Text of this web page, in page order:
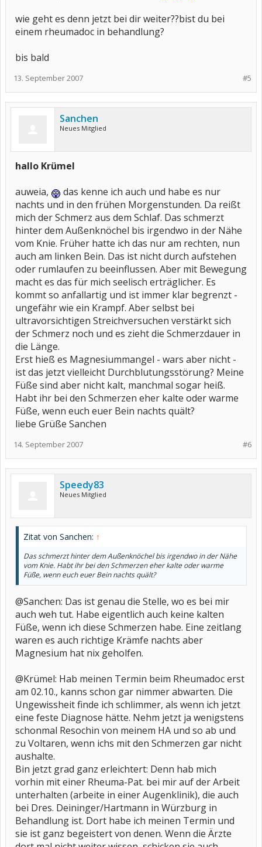
wie geht es denn jetzt bei dir weiter??bist du bei
einem rheumadoc in behandlung?
bis bald
#5
13. September 2007
Sanchen
Neues Mitglied
hallo Krümel
auweia,
das kenne ich auch und habe es nur
nachts und in den frühen Morgenstunden. Da reißt
mich der Schmerz aus dem Schlaf. Das schmerzt
hinter dem Außenknöchel bis irgendwo in der Nähe
vom Knie. Früher hatte ich das nur am rechten, nun
auch am linken Bein. Das ist nicht durch aufstehen
oder rumlaufen zu beeinflussen. Aber mit Bewegung
macht es das für mich seelisch erträglicher. Es
kommt so anfallartig und ist immer klar begrenzt -
ungefähr wie ein Krampf. Aber selbst bei
ultravorsichtigen Streichversuchen verstärkt sich
der Schmerz noch und es zieht die Schmerzdauer in
die Länge.
Erst hieß es Magnesiummangel - wars aber nicht -
ist das jetzt vielleicht Durchblutungsstörung? Meine
Füße sind aber nicht kalt, manchmal sogar heiß.
Habt ihr bei den Schmerzen eher kalte oder warme
Füße, wenn euch euer Bein nachts quält?
liebe Grüße Sanchen
#6
14. September 2007
Speedy83
Neues Mitglied
Zitat von Sanchen: ↑
Das schmerzt hinter dem Außenknöchel bis irgendwo in der Nähe
vom Knie. Habt ihr bei den Schmerzen eher kalte oder warme
Füße, wenn euch euer Bein nachts quält?
@Sanchen: Das ist genau die Stelle, wo es bei mir
auch weh tut. Habe eigentlich auch keine kalten
Füße, wenn ich diese Schmerzen habe. Eine zeitlang
waren es auch richtige Krämfe nachts aber
Magnesium hat nix geholfen.
@Krümel: Hab meinen Termin beim Rheumadoc erst
am 02.10., kanns schon gar nimmer abwarten. Die
Ungewissheit finde ich schlimmer, als wenn ich jetzt
eine feste Diagnose hätte. Nehm jetzt ja wenigstens
schonmal Resochin von meinem HA und so ab und
zu Voltaren, wenn ichs mit den Schmerzen gar nicht
aushalte.
Bin jetzt grad ganz erleichtert: Denn hab mich
vorhin mit einer Rheuma-Pat. bei mir auf der Arbeit
unterhalten (arbeite in einer Augenklinik), die auch
bei Dres. Deininger/Hartmann in Würzburg in
Behandlung ist. Dort habe ich meinen Termin und
sie ist ganz begeistert von denen. Wenn die Ärzte